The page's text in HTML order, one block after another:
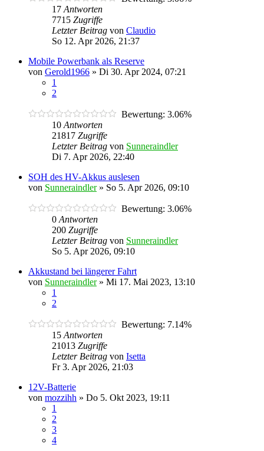
17 Antworten
7715 Zugriffe
Letzter Beitrag von Claudio
So 12. Apr 2026, 21:37
Mobile Powerbank als Reserve
von Gerold1966 » Di 30. Apr 2024, 07:21
1
2
Bewertung: 3.06%
10 Antworten
21817 Zugriffe
Letzter Beitrag von Sunneraindler
Di 7. Apr 2026, 22:40
SOH des HV-Akkus auslesen
von Sunneraindler» So 5. Apr 2026, 09:10
Bewertung: 3.06%
0 Antworten
200 Zugriffe
Letzter Beitrag von Sunneraindler
So 5. Apr 2026, 09:10
Akkustand bei längerer Fahrt
von Sunneraindler» Mi 17. Mai 2023, 13:10
1
2
Bewertung: 7.14%
15 Antworten
21013 Zugriffe
Letzter Beitrag von Isetta
Fr 3. Apr 2026, 21:03
12V-Batterie
von mozzihh » Do 5. Okt 2023, 19:11
1
2
3
4